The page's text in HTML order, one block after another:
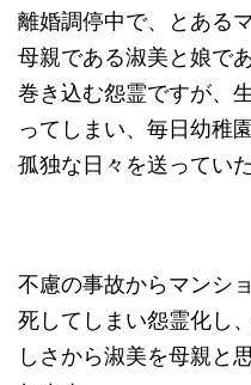
離婚調停中で、とある
母親である淑美と娘で
巻き込む怨霊ですが、
ってしまい、毎日幼稚
孤独な日々を送ってい
不慮の事故からマンシ
死してしまい怨霊化し
しさから淑美を母親と